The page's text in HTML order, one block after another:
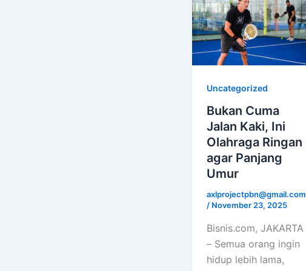
Uncategorized
Bukan Cuma
Jalan Kaki, Ini
Olahraga Ringan
agar Panjang
Umur
axlprojectpbn@gmail.com
/ November 23, 2025
Bisnis.com, JAKARTA
– Semua orang ingin
hidup lebih lama,